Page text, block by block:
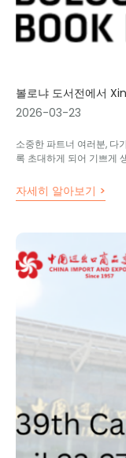
볼로냐 도서전에서
2026-03-23
소중한 파트너 여러분,
록 초대하게 되어 기쁘게
자세히 알아보기 >